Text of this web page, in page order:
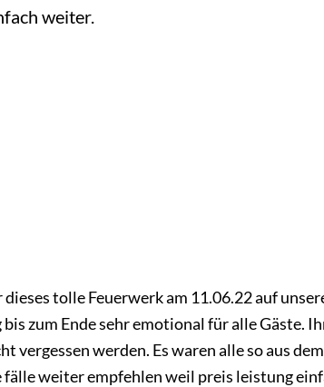
weiter.
tolle Feuerwerk am 11.06.22 auf
zum Ende sehr emotional für alle Gäste.
vergessen werden. Es waren alle so aus
fälle weiter empfehlen weil preis leistung